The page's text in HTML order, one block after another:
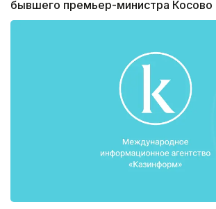
бывшего премьер-министра Косово